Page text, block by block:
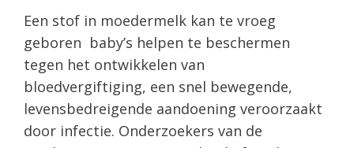
Een stof in moedermelk kan te vroeg
geboren baby’s helpen te beschermen
tegen het ontwikkelen van
bloedvergiftiging, een snel bewegende,
levensbedreigende aandoening veroorzaakt
door infectie. Onderzoekers van de